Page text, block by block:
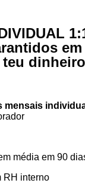
mensais
média em 90
RH interno